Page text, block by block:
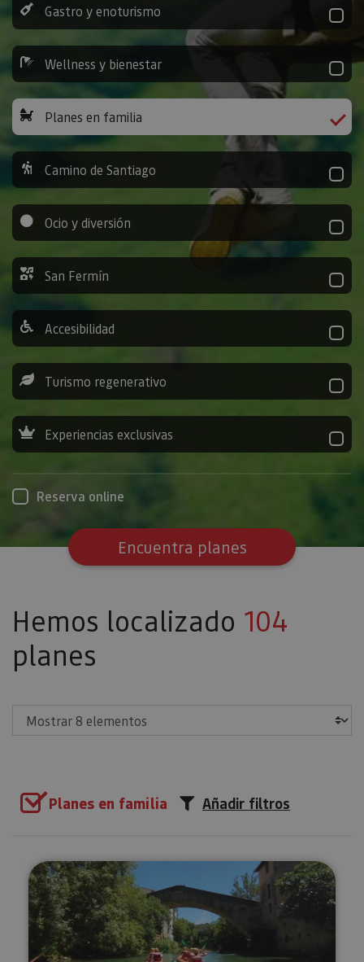
Gastro y enoturismo
Wellness y bienestar
Planes en familia
Camino de Santiago
Ocio y diversión
San Fermín
Accesibilidad
Turismo regenerativo
Experiencias exclusivas
Reserva online
Encuentra planes
Hemos localizado 104
planes
Planes en familia Añadir filtros
Kayak para toda la familia en el